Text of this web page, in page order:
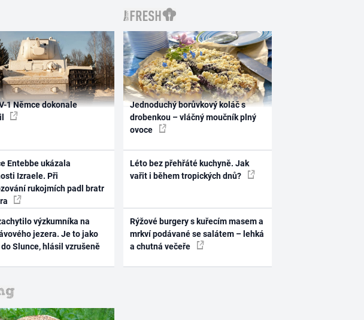
1 Němce dokonale
Entebbe ukázala
Izraele. Při
rukojmích padl bratr
výzkumníka na
jezera. Je to jako
Slunce, hlásil vzrušeně
Jednoduchý borůvkový koláč s
drobenkou – vláčný moučník plný
ovoce
Léto bez přehřáté kuchyně. Jak
vařit i během tropických dnů?
Rýžové burgery s kuřecím masem a
mrkví podávané se salátem – lehká
a chutná večeře